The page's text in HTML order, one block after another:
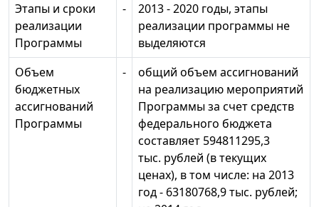
Этапы и сроки
реализации
Программы
-
2013 - 2020 годы, этапы
реализации программы не
выделяются
Объем
бюджетных
ассигнований
Программы
-
общий объем ассигнований
на реализацию мероприятий
Программы за счет средств
федерального бюджета
составляет 594811295,3
тыс. рублей (в текущих
ценах), в том числе: на 2013
год - 63180768,9 тыс. рублей;